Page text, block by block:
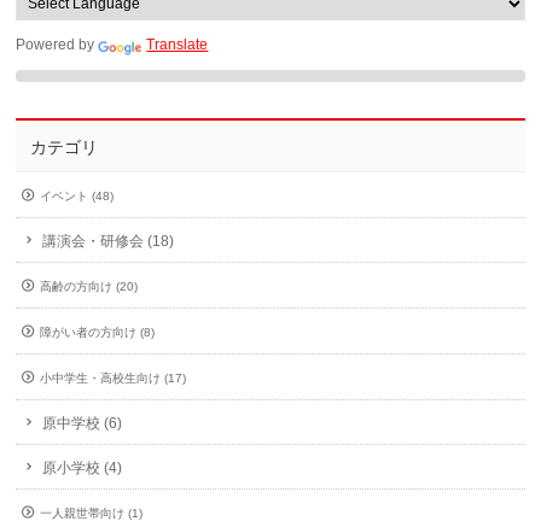
Powered by Translate
カテゴリ
イベント (48)
講演会・研修会 (18)
高齢の方向け (20)
障がい者の方向け (8)
小中学生・高校生向け (17)
原中学校 (6)
原小学校 (4)
一人親世帯向け (1)